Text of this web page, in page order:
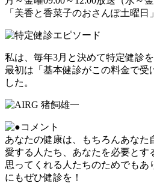
「美香と香菜子のおさんぽ土曜日
私は、毎年3月と決めて特定健診を
最初は「基本健診がこの料金で受
した。
あなたの健康は、もちろんあなた
愛する人たち、あなたを必要とす
思ってくれる人たちのためでもあ
にもぜひ健診を！